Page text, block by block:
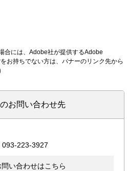
合には、Adobe社が提供するAdobe
お持ちでない方は、バナーのリンク先から
お問い合わせ先
093-223-3927
問い合わせはこちら